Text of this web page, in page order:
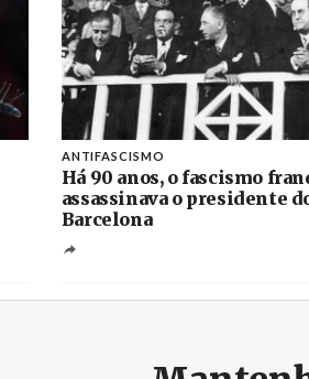
ANTIFASCISMO
Há 90 anos, o fascismo
assassinava o presidente
Barcelona